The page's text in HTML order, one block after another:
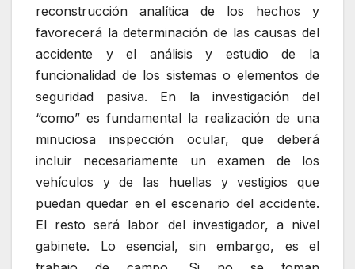
reconstrucción analítica de los hechos y
favorecerá la determinación de las causas del
accidente y el análisis y estudio de la
funcionalidad de los sistemas o elementos de
seguridad pasiva. En la investigación del
“como” es fundamental la realización de una
minuciosa inspección ocular, que deberá
incluir necesariamente un examen de los
vehículos y de las huellas y vestigios que
puedan quedar en el escenario del accidente.
El resto será labor del investigador, a nivel
gabinete. Lo esencial, sin embargo, es el